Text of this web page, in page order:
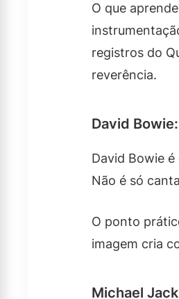
O que
registros do
reverência.
David
David Bowie
Não é só
O ponto
imagem cria
Michael